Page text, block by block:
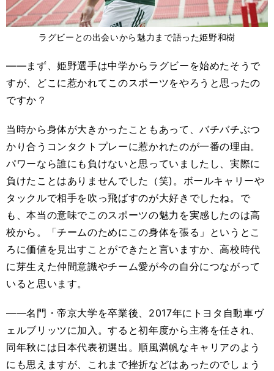
ラグビーとの出会いから魅力まで語った姫野和樹
――まず、姫野選手は中学からラグビーを始めたそうで
すが、どこに惹かれてこのスポーツをやろうと思ったの
ですか？
当時から身体が大きかったこともあって、バチバチぶつ
かり合うコンタクトプレーに惹かれたのが一番の理由。
パワーなら誰にも負けないと思っていましたし、実際に
負けたことはありませんでした（笑)。ボールキャリーや
タックルで相手を吹っ飛ばすのが大好きでしたね。で
も、本当の意味でこのスポーツの魅力を実感したのは高
校から。「チームのためにこの身体を張る」というとこ
ろに価値を見出すことができたと言いますか、高校時代
に芽生えた仲間意識やチーム愛が今の自分につながって
いると思います。
――名門・帝京大学を卒業後、2017年にトヨタ自動車ヴ
ェルブリッツに加入。すると初年度から主将を任され、
同年秋には日本代表初選出。順風満帆なキャリアのよう
にも思えますが、これまで挫折などはあったのでしょう